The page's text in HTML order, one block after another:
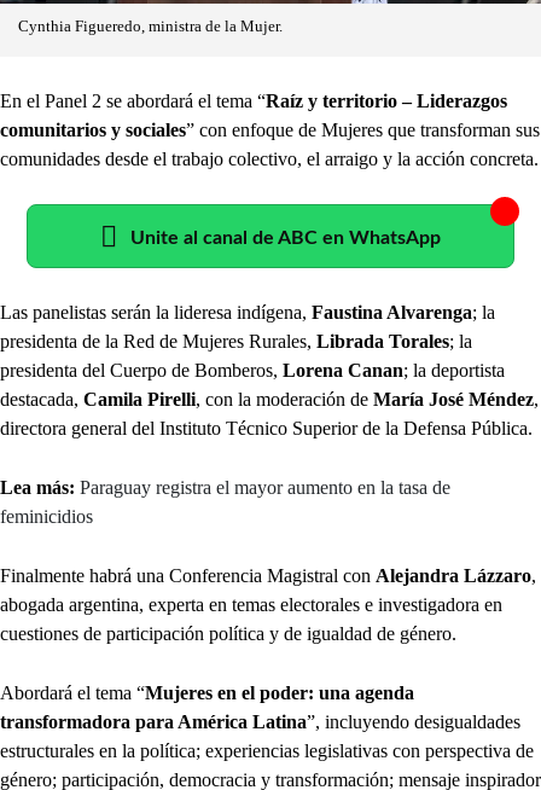
Cynthia Figueredo, ministra de la Mujer.
En el Panel 2 se abordará el tema “Raíz y territorio – Liderazgos
comunitarios y sociales” con enfoque de Mujeres que transforman sus
comunidades desde el trabajo colectivo, el arraigo y la acción concreta.
Unite al canal de ABC en WhatsApp
Las panelistas serán la lideresa indígena, Faustina Alvarenga; la
presidenta de la Red de Mujeres Rurales, Librada Torales; la
presidenta del Cuerpo de Bomberos, Lorena Canan; la deportista
destacada, Camila Pirelli, con la moderación de María José Méndez,
directora general del Instituto Técnico Superior de la Defensa Pública.
Lea más: Paraguay registra el mayor aumento en la tasa de
feminicidios
Finalmente habrá una Conferencia Magistral con Alejandra Lázzaro,
abogada argentina, experta en temas electorales e investigadora en
cuestiones de participación política y de igualdad de género.
Abordará el tema “Mujeres en el poder: una agenda
transformadora para América Latina”, incluyendo desigualdades
estructurales en la política; experiencias legislativas con perspectiva de
género; participación, democracia y transformación; mensaje inspirador